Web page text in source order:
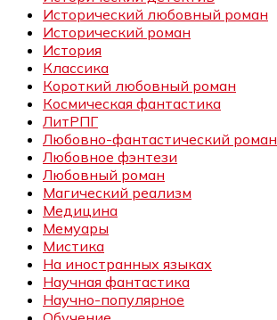
Исторический любовный роман
Исторический роман
История
Классика
Короткий любовный роман
Космическая фантастика
ЛитРПГ
Любовно-фантастический роман
Любовное фэнтези
Любовный роман
Магический реализм
Медицина
Мемуары
Мистика
На иностранных языках
Научная фантастика
Научно-популярное